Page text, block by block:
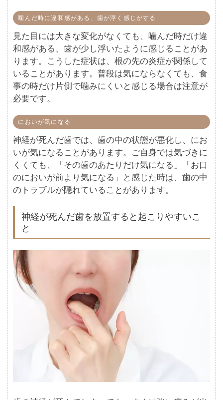
噛んだ時に違和感がある、歯が浮く感じがする
見た目には大きな変化がなくても、噛んだ時だけ違
和感がある、歯が少し浮いたように感じることがあ
ります。こうした症状は、根の先の炎症が関係して
いることがあります。普段は気にならなくても、食
事の時だけ片側で噛みにくいと感じる場合は注意が
必要です。
においが気になる
神経が死んだ歯では、歯の中の状態が悪化し、にお
いが気になることがあります。ご自身では気づきに
くくても、「その歯のあたりだけ気になる」「お口
のにおいが前より気になる」と感じた時は、歯の中
のトラブルが隠れていることがあります。
神経が死んだ歯を放置すると起こりやすいこ
と